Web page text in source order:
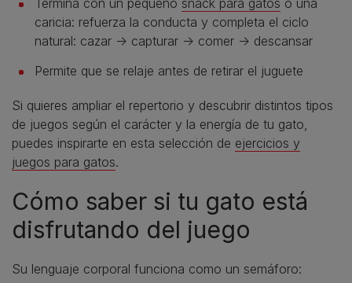
Termina con un pequeño snack para gatos o una
caricia: refuerza la conducta y completa el ciclo
natural: cazar → capturar → comer → descansar
Permite que se relaje antes de retirar el juguete
Si quieres ampliar el repertorio y descubrir distintos tipos
de juegos según el carácter y la energía de tu gato,
puedes inspirarte en esta selección de ejercicios y
juegos para gatos.
Cómo saber si tu gato está
disfrutando del juego
Su lenguaje corporal funciona como un semáforo: